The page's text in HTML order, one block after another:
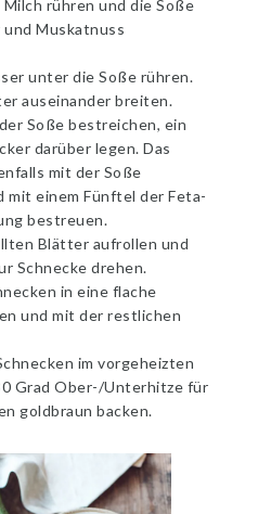
rühren und die Soße
Muskatnuss
unter die Soße rühren.
auseinander breiten.
Soße bestreichen, ein
darüber legen. Das
mit der Soße
mit einem Fünftel der Feta-
bestreuen.
Blätter aufrollen und
Schnecke drehen.
in eine flache
und mit der restlichen
im vorgeheizten
Grad Ober-/Unterhitze für
goldbraun backen.